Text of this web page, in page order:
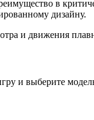
в
дизайну.
и движения
и выберите